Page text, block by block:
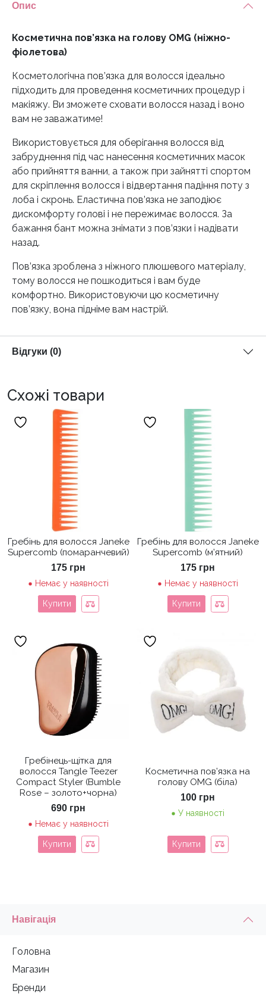
Опис
Косметична пов’язка на голову OMG (ніжно-
фіолетова)
Косметологічна пов’язка для волосся ідеально
підходить для проведення косметичних процедур і
макіяжу. Ви зможете сховати волосся назад і воно
вам не заважатиме!
Використовується для оберігання волосся від
забруднення під час нанесення косметичних масок
або прийняття ванни, а також при зайнятті спортом
для скріплення волосся і відвертання падіння поту з
лоба і скронь. Еластична пов’язка не заподіює
дискомфорту голові і не пережимає волосся. За
бажання бант можна знімати з пов’язки і надівати
назад.
Пов’язка зроблена з ніжного плюшевого матеріалу,
тому волосся не пошкодиться і вам буде
комфортно. Використовуючи цю косметичну
пов’язку, вона підніме вам настрій.
Відгуки (0)
Схожі товари
Гребінь для волосся Janeke
Supercomb (помаранчевий)
175 грн
Немає у наявності
Купити
Гребінь для волосся Janeke
Supercomb (м’ятний)
175 грн
Немає у наявності
Купити
Гребінець-щітка для
волосся Tangle Teezer
Compact Styler (Bumble
Rose – золото+чорна)
690 грн
Немає у наявності
Купити
Косметична пов’язка на
голову OMG (біла)
100 грн
У наявності
Купити
Навігація
Головна
Магазин
Бренди